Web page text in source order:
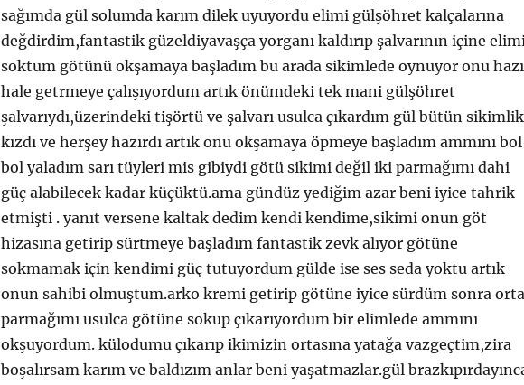
sağımda gül solumda karım dilek uyuyordu elimi gülşöhret kalçalarına
değdirdim,fantastik güzeldiyavaşça yorganı kaldırıp şalvarının içine
soktum götünü okşamaya başladım bu arada sikimlede oynuyor onu
hale getrmeye çalışıyordum artık önümdeki tek mani gülşöhret
şalvarıydı,üzerindeki tişörtü ve şalvarı usulca çıkardım gül bütün sikimlik
kızdı ve herşey hazırdı artık onu okşamaya öpmeye başladım ammını bol
bol yaladım sarı tüyleri mis gibiydi götü sikimi değil iki parmağımı dahi
güç alabilecek kadar küçüktü.ama gündüz yediğim azar beni iyice tahrik
etmişti . yanıt versene kaltak dedim kendi kendime,sikimi onun göt
hizasına getirip sürtmeye başladım fantastik zevk alıyor götüne
sokmamak için kendimi güç tutuyordum gülde ise ses seda yoktu artık
onun sahibi olmuştum.arko kremi getirip götüne iyice sürdüm sonra orta
parmağımı usulca götüne sokup çıkarıyordum bir elimlede ammını
okşuyordum. külodumu çıkarıp ikimizin ortasına yatağa vazgeçtim,zira
boşalırsam karım ve baldızım anlar beni yaşatmazlar.gül